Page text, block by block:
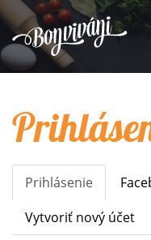
Primary
tabs
Prihlásenie (aktívna
karta)
Vytvoriť nový účet